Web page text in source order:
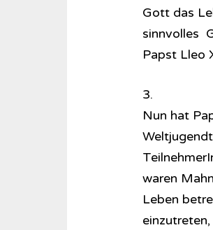
Gott das
sinnvolles
Papst Lleo
3.
Nun hat
waren
Leben